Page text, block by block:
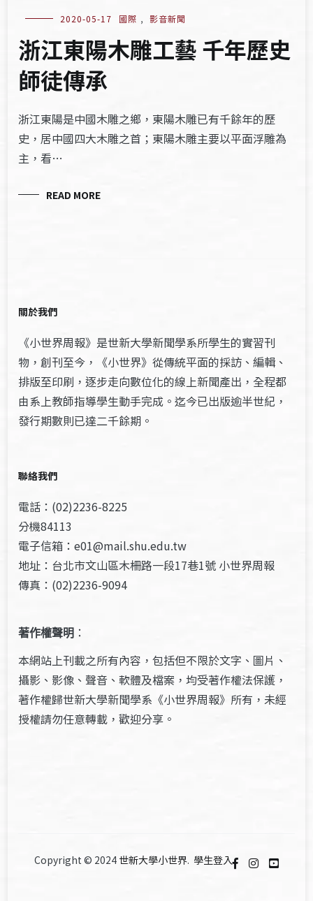
2020-05-17 國際 , 影音新聞
浙江東陽木雕工藝 千年歷史
師徒傳承
浙江東陽是中國木雕之鄉，東陽木雕已有千餘年的歷
史，居中國四大木雕之首；東陽木雕主要以平面浮雕為
主，看…
READ MORE
關於我們
《小世界周報》是世新大學新聞學系所學生的實習刊
物，創刊至今，《小世界》從傳統平面的採訪、編輯、
排版至印刷，逐步走向數位化的線上新聞產出，全程都
由系上教師指導學生動手完成。迄今已出版逾半世紀，
發行期數則已達二千餘期。
聯絡我們
電話：(02)2236-8225
分機84113
電子信箱：e01@mail.shu.edu.tw
地址：台北市文山區木柵路一段17巷1號 小世界周報
傳真：(02)2236-9094
著作權聲明 ：
本網站上刊載之所有內容，包括但不限於文字、圖片、
攝影、影像、聲音、軟體及檔案，均受著作權法保護，
著作權歸世新大學新聞學系《小世界周報》所有，未經
授權請勿任意轉載，歡迎分享。
Copyright © 2024 世新大學小世界. 學生登入